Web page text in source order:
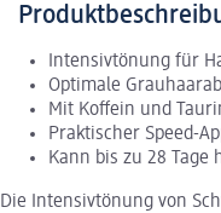
Intensivtönung für
Optimale
Mit Koffein und
Praktischer Speed-
Kann bis zu 28 Tage
Die Intensivtönung von